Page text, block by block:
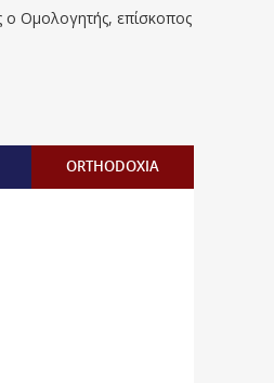
ο Ομολογητής, επίσκοπος
ORTHODOXIA